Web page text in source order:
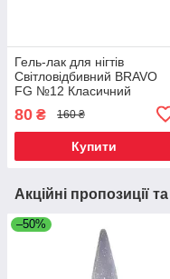
Гель-лак для нігтів
Світловідбивний BRAVO
FG №12 Класичний
80 ₴ 160 ₴
Купити
Акційні пропозиції
–50%